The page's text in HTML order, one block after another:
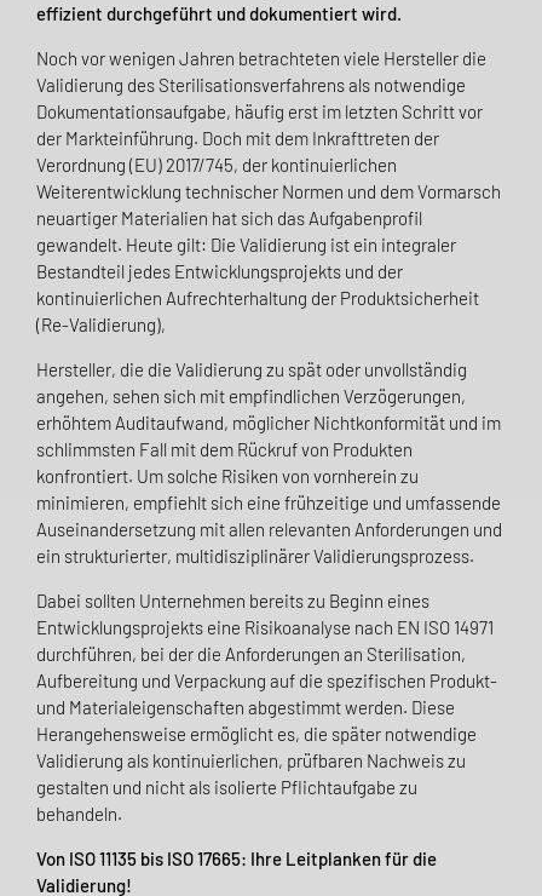
effizient durchgeführt und dokumentiert wird.
Noch vor wenigen Jahren betrachteten viele Hersteller die
Validierung des Sterilisationsverfahrens als notwendige
Dokumentationsaufgabe, häufig erst im letzten Schritt vor
der Markteinführung. Doch mit dem Inkrafttreten der
Verordnung (EU) 2017/745, der kontinuierlichen
Weiterentwicklung technischer Normen und dem Vormarsch
neuartiger Materialien hat sich das Aufgabenprofil
gewandelt. Heute gilt: Die Validierung ist ein integraler
Bestandteil jedes Entwicklungsprojekts und der
kontinuierlichen Aufrechterhaltung der Produktsicherheit
(Re-Validierung),
Hersteller, die die Validierung zu spät oder unvollständig
angehen, sehen sich mit empfindlichen Verzögerungen,
erhöhtem Auditaufwand, möglicher Nichtkonformität und im
schlimmsten Fall mit dem Rückruf von Produkten
konfrontiert. Um solche Risiken von vornherein zu
minimieren, empfiehlt sich eine frühzeitige und umfassende
Auseinandersetzung mit allen relevanten Anforderungen und
ein strukturierter, multidisziplinärer Validierungsprozess.
Dabei sollten Unternehmen bereits zu Beginn eines
Entwicklungsprojekts eine Risikoanalyse nach EN ISO 14971
durchführen, bei der die Anforderungen an Sterilisation,
Aufbereitung und Verpackung auf die spezifischen Produkt-
und Materialeigenschaften abgestimmt werden. Diese
Herangehensweise ermöglicht es, die später notwendige
Validierung als kontinuierlichen, prüfbaren Nachweis zu
gestalten und nicht als isolierte Pflichtaufgabe zu
behandeln.
Von ISO 11135 bis ISO 17665: Ihre Leitplanken für die
Validierung!